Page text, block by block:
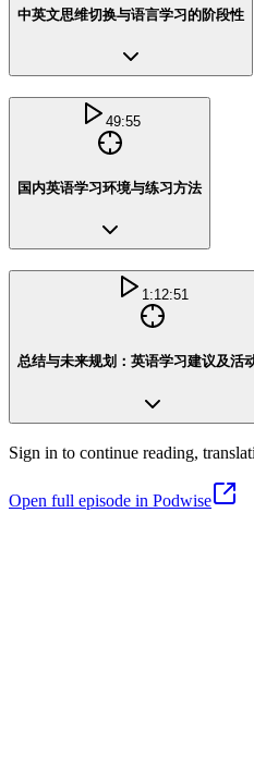
中英文思维切换与语言学习的阶段性
49:55
国内英语学习环境与练习方法
1:12:51
总结与未来规划：英语学习建议及活
Sign in to continue reading,
Open full episode in Podwise